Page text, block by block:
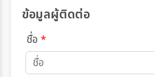
ข้อมูลผู้ติดต่อ
ชื่อ *